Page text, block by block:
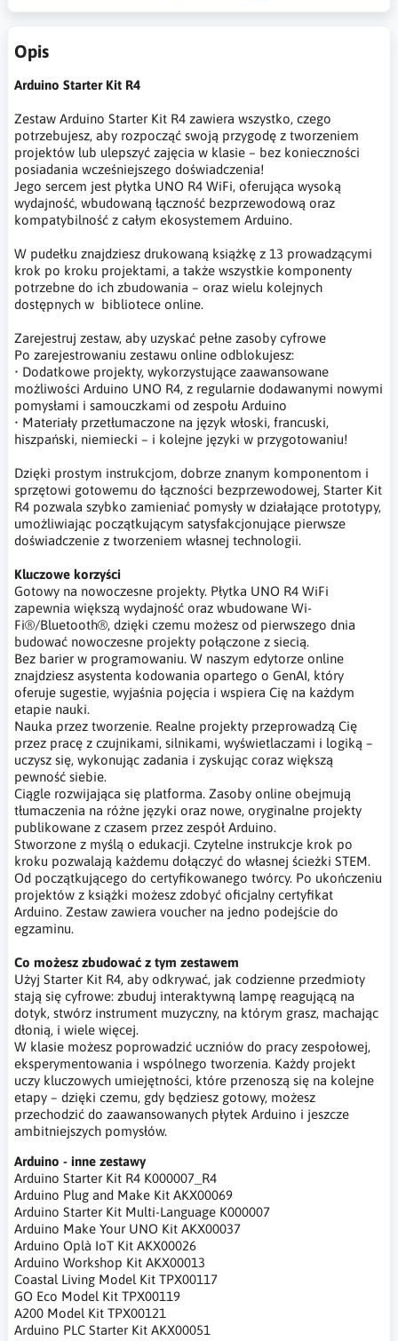
Opis
Arduino Starter Kit R4
Zestaw Arduino Starter Kit R4 zawiera wszystko, czego
potrzebujesz, aby rozpocząć swoją przygodę z tworzeniem
projektów lub ulepszyć zajęcia w klasie – bez konieczności
posiadania wcześniejszego doświadczenia!
Jego sercem jest płytka UNO R4 WiFi, oferująca wysoką
wydajność, wbudowaną łączność bezprzewodową oraz
kompatybilność z całym ekosystemem Arduino.
W pudełku znajdziesz drukowaną książkę z 13 prowadzącymi
krok po kroku projektami, a także wszystkie komponenty
potrzebne do ich zbudowania – oraz wielu kolejnych
dostępnych w bibliotece online.
Zarejestruj zestaw, aby uzyskać pełne zasoby cyfrowe
Po zarejestrowaniu zestawu online odblokujesz:
• Dodatkowe projekty, wykorzystujące zaawansowane
możliwości Arduino UNO R4, z regularnie dodawanymi nowymi
pomysłami i samouczkami od zespołu Arduino
• Materiały przetłumaczone na język włoski, francuski,
hiszpański, niemiecki – i kolejne języki w przygotowaniu!
Dzięki prostym instrukcjom, dobrze znanym komponentom i
sprzętowi gotowemu do łączności bezprzewodowej, Starter Kit
R4 pozwala szybko zamieniać pomysły w działające prototypy,
umożliwiając początkującym satysfakcjonujące pierwsze
doświadczenie z tworzeniem własnej technologii.
Kluczowe korzyści
Gotowy na nowoczesne projekty. Płytka UNO R4 WiFi
zapewnia większą wydajność oraz wbudowane Wi-
Fi®/Bluetooth®, dzięki czemu możesz od pierwszego dnia
budować nowoczesne projekty połączone z siecią.
Bez barier w programowaniu. W naszym edytorze online
znajdziesz asystenta kodowania opartego o GenAI, który
oferuje sugestie, wyjaśnia pojęcia i wspiera Cię na każdym
etapie nauki.
Nauka przez tworzenie. Realne projekty przeprowadzą Cię
przez pracę z czujnikami, silnikami, wyświetlaczami i logiką –
uczysz się, wykonując zadania i zyskując coraz większą
pewność siebie.
Ciągle rozwijająca się platforma. Zasoby online obejmują
tłumaczenia na różne języki oraz nowe, oryginalne projekty
publikowane z czasem przez zespół Arduino.
Stworzone z myślą o edukacji. Czytelne instrukcje krok po
kroku pozwalają każdemu dołączyć do własnej ścieżki STEM.
Od początkującego do certyfikowanego twórcy. Po ukończeniu
projektów z książki możesz zdobyć oficjalny certyfikat
Arduino. Zestaw zawiera voucher na jedno podejście do
egzaminu.
Co możesz zbudować z tym zestawem
Użyj Starter Kit R4, aby odkrywać, jak codzienne przedmioty
stają się cyfrowe: zbuduj interaktywną lampę reagującą na
dotyk, stwórz instrument muzyczny, na którym grasz, machając
dłonią, i wiele więcej.
W klasie możesz poprowadzić uczniów do pracy zespołowej,
eksperymentowania i wspólnego tworzenia. Każdy projekt
uczy kluczowych umiejętności, które przenoszą się na kolejne
etapy – dzięki czemu, gdy będziesz gotowy, możesz
przechodzić do zaawansowanych płytek Arduino i jeszcze
ambitniejszych pomysłów.
Arduino - inne zestawy
Arduino Starter Kit R4 K000007_R4
Arduino Plug and Make Kit AKX00069
Arduino Starter Kit Multi-Language K000007
Arduino Make Your UNO Kit AKX00037
Arduino Oplà IoT Kit AKX00026
Arduino Workshop Kit AKX00013
Coastal Living Model Kit TPX00117
GO Eco Model Kit TPX00119
A200 Model Kit TPX00121
Arduino PLC Starter Kit AKX00051